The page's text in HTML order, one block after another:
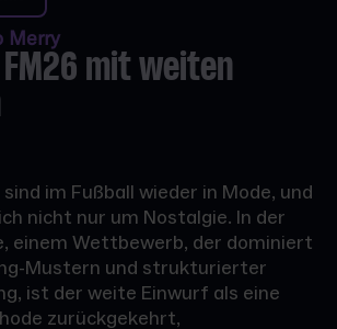
Merry
mit weiten
im Fußball wieder in Mode, und
nicht nur um Nostalgie. In der
einem Wettbewerb, der dominiert
Mustern und strukturierter
ist der weite Einwurf als eine
zurückgekehrt,